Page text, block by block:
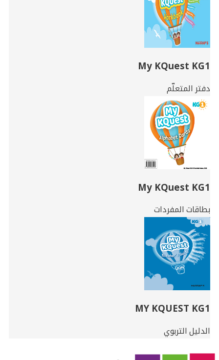
My KQuest KG1
دفتر المتعلّم
My KQuest KG1
بطاقات المفردات
MY KQUEST KG1
الدليل التربوي